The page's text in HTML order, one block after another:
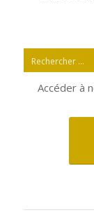
Accéder à